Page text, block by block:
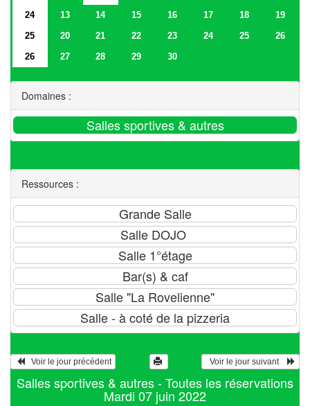
24
13 14 15 16 17 18
19
25
20 21 22 23 24 25
26
26
27 28 29 30
Domaines :
Ressources :
   Voir le jour précédent
  Voir le jour suivant
Salles sportives & autres - Toutes les réservations
Mardi 07 juin 2022